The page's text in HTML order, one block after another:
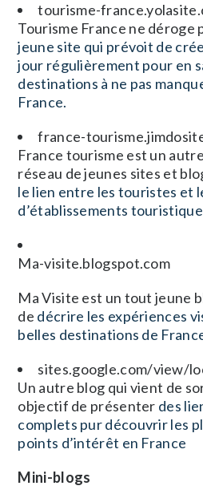
tourisme-
Tourisme France ne déroge
jeune site qui prévoit de
jour régulièrement pour en
destinations à ne pas
France.
france-
France tourisme est un
réseau de jeunes sites et
le lien entre les touristes et
d’établissements
Ma-visite.blogspot.com
Ma Visite est un tout jeune
de décrire les expériences
belles destinations de
sites.google.com/view/
Un autre blog qui vient de
objectif de présenter des
complets pur découvrir les
points d’intérêt en France
Mini-blogs